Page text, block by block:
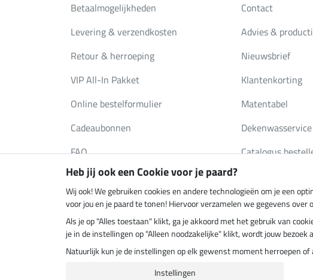
Betaalmogelijkheden
Levering & verzendkosten
Retour & herroeping
VIP All-In Pakket
Online bestelformulier
Cadeaubonnen
FAQ
Contact
Advies &
Nieuwsbrief
Klantenkorting
Matentabel
Dekenwasservice
Catalogus
Klimaatneutrale shop Verzending per
Heb jij ook een Cookie voor je paard?
Wij ook! We gebruiken cookies en andere technologieën om je een
voor jou en je paard te tonen! Hiervoor verzamelen we gegevens
Als je op "Alles toestaan" klikt, ga je akkoord met het gebruik van
je in de instellingen op "Alleen noodzakelijke" klikt, wordt jouw
Natuurlijk kun je de instellingen op elk gewenst moment herroepen
Instellingen